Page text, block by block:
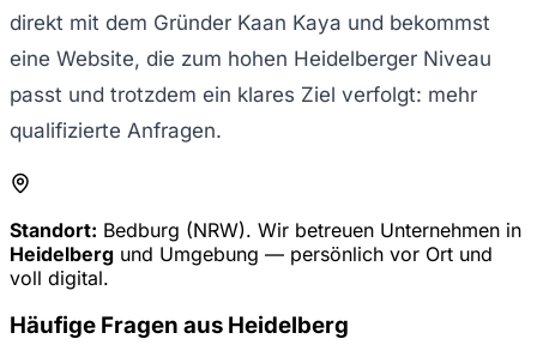
direkt mit dem Gründer Kaan Kaya und bekommst
eine Website, die zum hohen Heidelberger Niveau
passt und trotzdem ein klares Ziel verfolgt: mehr
qualifizierte Anfragen.
Standort: Bedburg (NRW). Wir betreuen Unternehmen in
Heidelberg und Umgebung — persönlich vor Ort und
voll digital.
Häufige Fragen aus Heidelberg